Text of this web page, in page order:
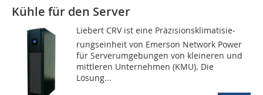
Kühle für den Server
Liebert CRV ist eine Prä­zisionsklima­tisie­
rungs­ein­heit von Emer­son Network Power
für Ser­ver­um­ge­bun­gen von klei­ne­ren und
mitt­le­ren Unter­neh­men (KMU). Die
Lösung...